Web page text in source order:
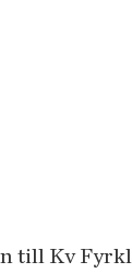
till Kv